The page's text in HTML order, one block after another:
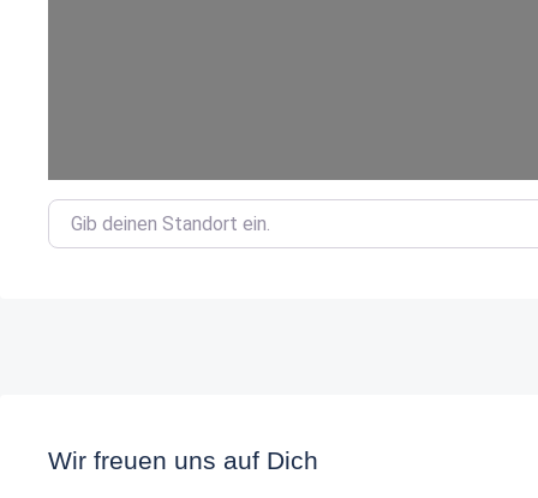
Gib deinen Standort ein.
Wir freuen uns auf Dich